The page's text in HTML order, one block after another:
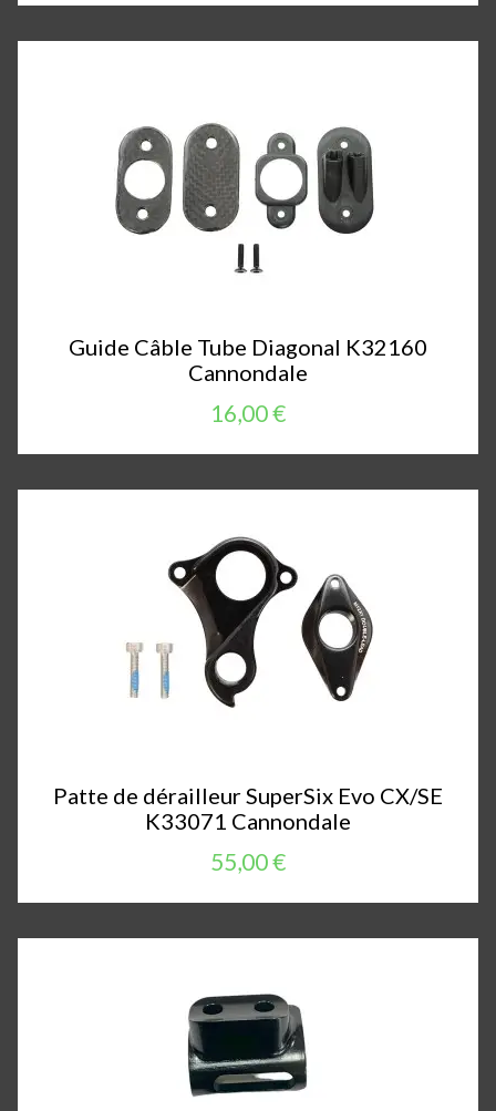
Guide Câble Tube Diagonal K32160
Cannondale
16,00 €
Patte de dérailleur SuperSix Evo CX/SE
K33071 Cannondale
55,00 €